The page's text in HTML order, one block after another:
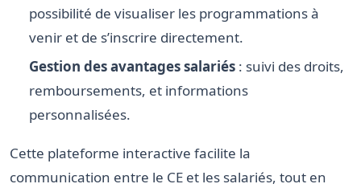
possibilité de visualiser les programmations à
venir et de s’inscrire directement.
Gestion des avantages salariés : suivi des droits,
remboursements, et informations
personnalisées.
Cette plateforme interactive facilite la
communication entre le CE et les salariés, tout en